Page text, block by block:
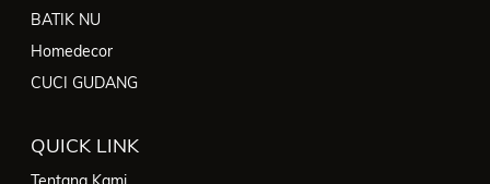
BATIK NU
Homedecor
CUCI GUDANG
QUICK LINK